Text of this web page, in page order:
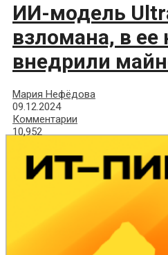
ИИ-модель
взломана, в ее
внедрили
Мария Нефёдова
09.12.2024
Комментарии
10,952